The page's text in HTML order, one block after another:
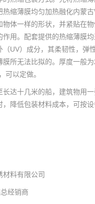
热缩薄膜均匀加热融化内蒙
物体一样的形状，并紧贴在物
用。配套提供的热缩薄膜均
（UV）成分，其柔韧性，弹
膜所无法比拟的。厚度一般
可以定做。
达十几米的船，建筑物用
降低包装材料成本，可按设
材料有限公司
经销商